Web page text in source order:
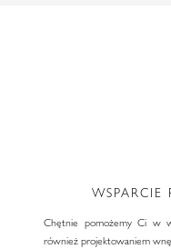
WSPARCIE
Chętnie pomożemy Ci w
również projektowaniem